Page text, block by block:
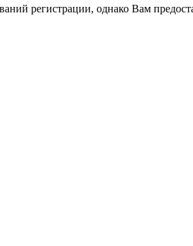
регистрации, однако Вам